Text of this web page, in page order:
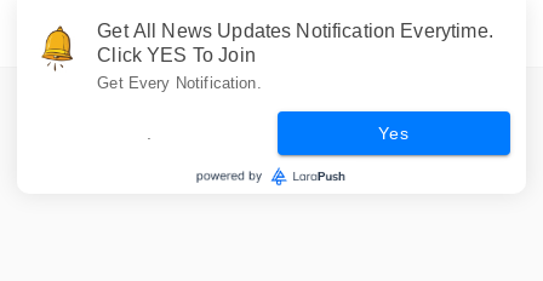
Get All News Updates Notification Everytime.
Click YES To Join
Get Every Notification.
Yes